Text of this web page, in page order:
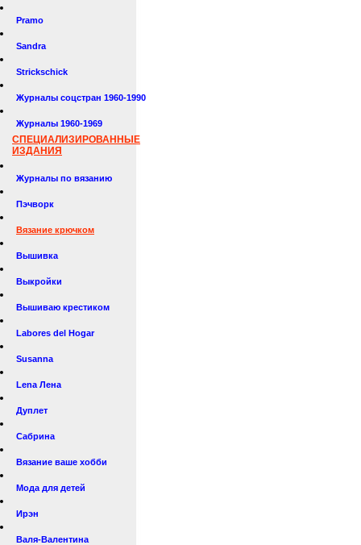
Pramo
Sandra
Strickschick
Журналы соцстран 1960-1990
Журналы 1960-1969
СПЕЦИАЛИЗИРОВАННЫЕ
ИЗДАНИЯ
Журналы по вязанию
Пэчворк
Вязание крючком
Вышивка
Выкройки
Вышиваю крестиком
Labores del Hogar
Susanna
Lena Лена
Дуплет
Сабрина
Вязание ваше хобби
Мода для детей
Ирэн
Валя-Валентина